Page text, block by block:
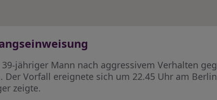
jähriger Mann nach aggressivem Verhalten
Vorfall ereignete sich um 22.45 Uhr am
zeigte.